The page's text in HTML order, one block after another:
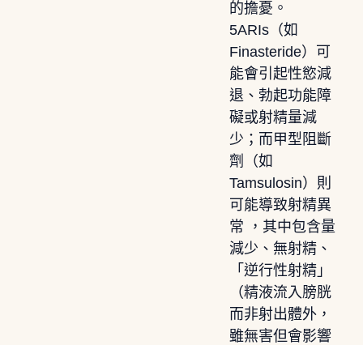
的擔憂。
5ARIs（如
Finasteride）可
能會引起性慾減
退、勃起功能障
礙或射精量減
少；而甲型阻斷
劑（如
Tamsulosin）則
可能導致射精異
常 ，其中包含量
減少、無射精、
「逆行性射精」
（精液流入膀胱
而非射出體外，
雖無害但會影響